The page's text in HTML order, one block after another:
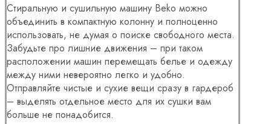
Стиральную и сушильную машину Beko можно
объединить в компактную колонну и полноценно
использовать, не думая о поиске свободного места.
Забудьте про лишние движения – при таком
расположении машин перемещать белье и одежду
между ними невероятно легко и удобно.
Отправляйте чистые и сухие вещи сразу в гардероб
– выделять отдельное место для их сушки вам
больше не понадобится.